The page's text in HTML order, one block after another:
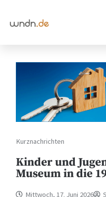
Kurznachrichten
Kinder und
Museum in die
Mittwoch, 17. Juni 2026